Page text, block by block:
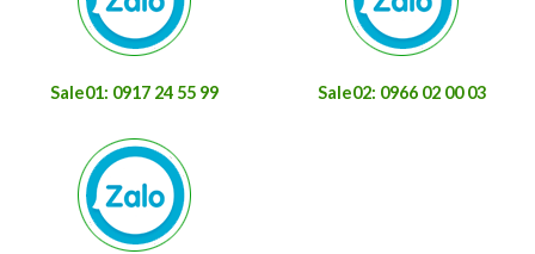
Sale01: 0917 24 55 99 Sale02: 0966 02 00 03